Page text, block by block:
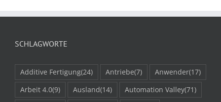
SCHLAGWORTE
Additive Fertigung(24) Antriebe(7) Anwender(17)
Arbeit 4.0(9) Ausland(14) Automation Valley(71)